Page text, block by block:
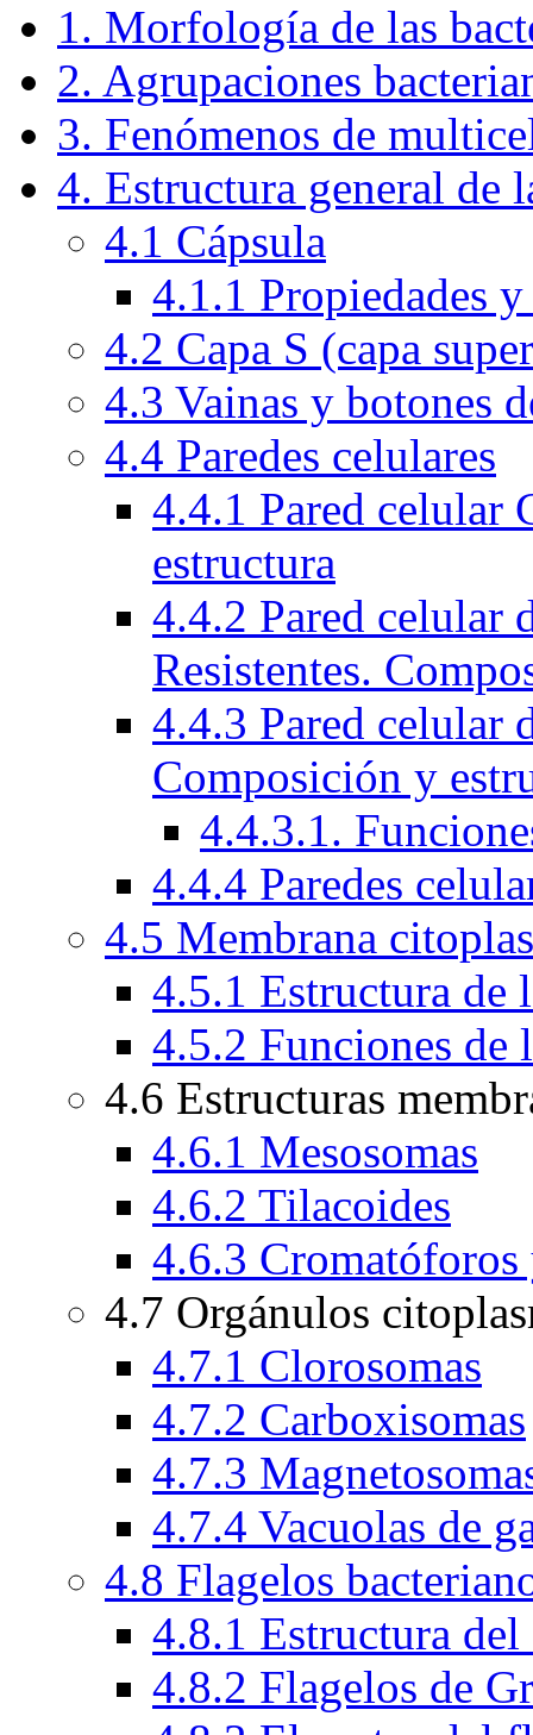
1. Morfología de las
2. Agrupaciones
3. Fenómenos de
4. Estructura general de
4.1 Cápsula
4.1.1 Propiedades
4.2 Capa S (capa
4.3 Vainas y botones
4.4 Paredes celulares
4.4.1 Pared celular
estructura
4.4.2 Pared celular
Resistentes.
4.4.3 Pared celular
Composición y
4.4.3.1.
4.4.4 Paredes
4.5 Membrana
4.5.1 Estructura de
4.5.2 Funciones de
4.6 Estructuras
4.6.1 Mesosomas
4.6.2 Tilacoides
4.6.3
4.7 Orgánulos
4.7.1 Clorosomas
4.7.2 Carboxisomas
4.7.3
4.7.4 Vacuolas de
4.8 Flagelos
4.8.1 Estructura
4.8.2 Flagelos de